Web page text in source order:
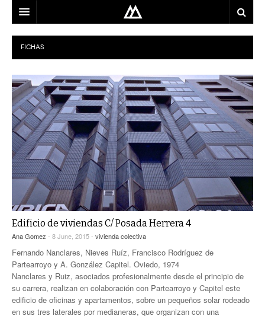
ARQUITECTO
LOCALIZACIÓN
MAPA
USO
EQUIPO
BLOG
CONTACTO
FICHAS
Edificio de viviendas C/ Posada Herrera 4
Ana Gomez - 8 June, 2015 - vivienda colectiva
Fernando Nanclares, Nieves Ruíz, Francisco Rodríguez de
Partearroyo y A. González Capitel. Oviedo, 1974
Nanclares y Ruiz, asociados profesionalmente desde el principio de
su carrera, realizan en colaboración con Partearroyo y Capitel este
edificio de oficinas y apartamentos, sobre un pequeños solar rodeado
en sus tres laterales por medianeras, que organizan con una